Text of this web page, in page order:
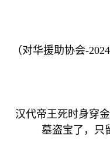
（对华援助协会-2024
汉代帝王死时身穿
墓盗宝了，只